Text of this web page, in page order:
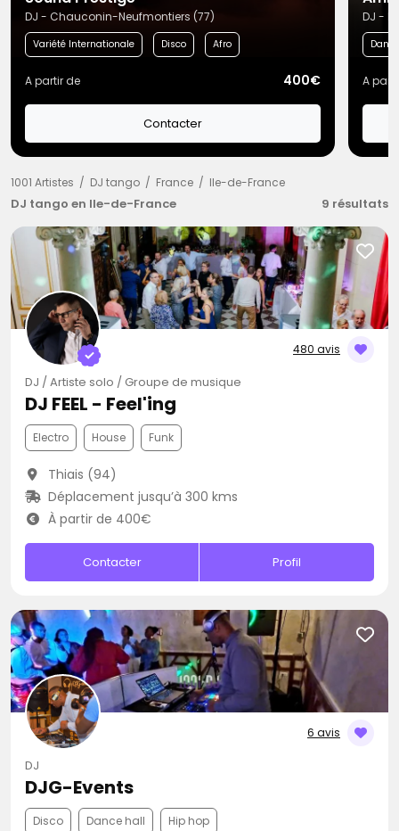
DJ - Chauconin-Neufmontiers (77)
Variété Internationale Disco Afro
A partir de 400€
Contacter
DJ -
Dance
A
1001 Artistes DJ tango France Ile-de-France
DJ tango en Ile-de-France 9 résultats
480 avis
DJ / Artiste solo / Groupe de musique
DJ FEEL - Feel'ing
Electro House Funk
Thiais (94)
Déplacement jusqu’à 300 kms
À partir de 400€
Contacter Profil
6 avis
DJ
DJG-Events
Disco Dance hall Hip hop